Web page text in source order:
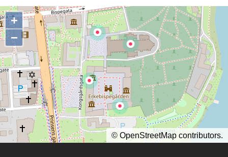
+
−
© OpenStreetMap contributors.